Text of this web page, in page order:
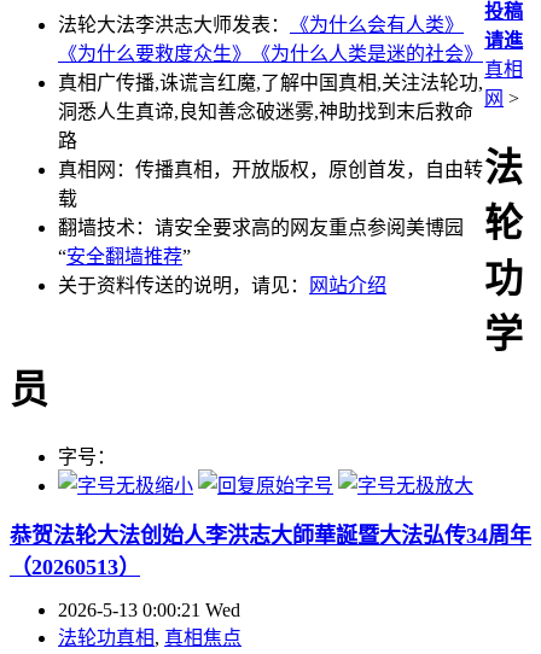
法轮大法李洪志大师发表：
《为什么会有人类》
《为什么要救度众生》
《为什么人类是迷的社会》
真相广传播,诛谎言红魔,了解中国真相,关注法轮功,
洞悉人生真谛,良知善念破迷雾,神助找到末后救命
路
真相网：传播真相，开放版权，原创首发，自由转
载
翻墙技术：请安全要求高的网友重点参阅美博园
“安全翻墙推荐”
关于资料传送的说明，请见：
网站介绍
投稿
请進
真相
网 >
法
轮
功
学
员
字号：
恭贺法轮大法创始人李洪志大師華誕暨大法弘传34周年
（20260513）
2026-5-13 0:00:21 Wed
法轮功真相, 真相焦点